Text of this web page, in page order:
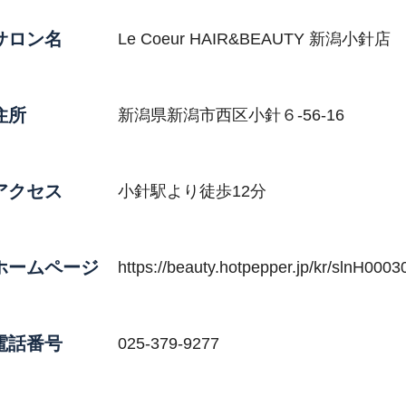
ロン名 Le Coeur HAIR&BEAUTY 新潟小針店
所 新潟県新潟市西区小針６-56-16
クセス 小針駅より徒歩12分
ームページ https://beauty.hotpepper.jp/kr/
話番号 025-379-9277